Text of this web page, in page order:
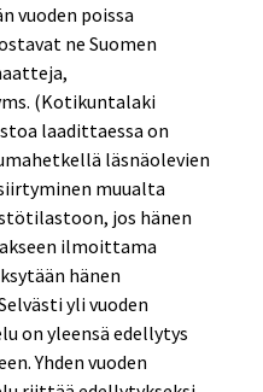
vuoden poissa
ne Suomen
(Kotikuntalaki
laadittaessa on
läsnäolevien
muualta
jos hänen
ilmoittama
hänen
yli vuoden
on yleensä edellytys
Yhden vuoden